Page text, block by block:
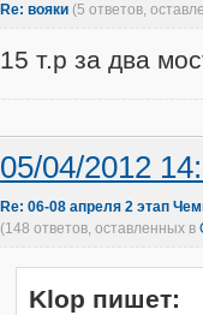
Re: вояки (5 ответов,
15 т.р за два
05/04/2012
Re: 06-08 апреля 2 этап
(148 ответов, оставленных в
Klop пишет: